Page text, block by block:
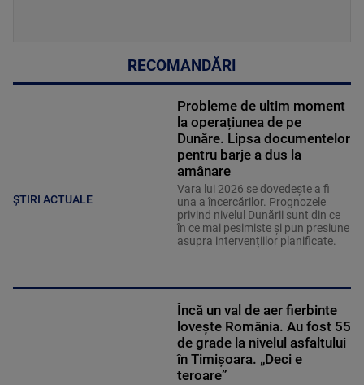
RECOMANDĂRI
ȘTIRI ACTUALE
Probleme de ultim moment
la operațiunea de pe
Dunăre. Lipsa documentelor
pentru barje a dus la
amânare
Vara lui 2026 se dovedește a fi
una a încercărilor. Prognozele
privind nivelul Dunării sunt din ce
în ce mai pesimiste și pun presiune
asupra intervențiilor planificate.
Încă un val de aer fierbinte
lovește România. Au fost 55
de grade la nivelul asfaltului
în Timișoara. „Deci e
teroare”